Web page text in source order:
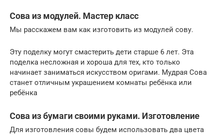
Сова из модулей. Мастер класс
Мы расскажем вам как изготовить из модулей сову.
Эту поделку могут смастерить дети старше 6 лет. Эта
поделка несложная и хороша для тех, кто только
начинает заниматься искусством оригами. Мудрая Сова
станет отличным украшением комнаты ребёнка или
ребёнка
Сова из бумаги своими руками. Изготовление
Для изготовления совы будем использовать два цвета